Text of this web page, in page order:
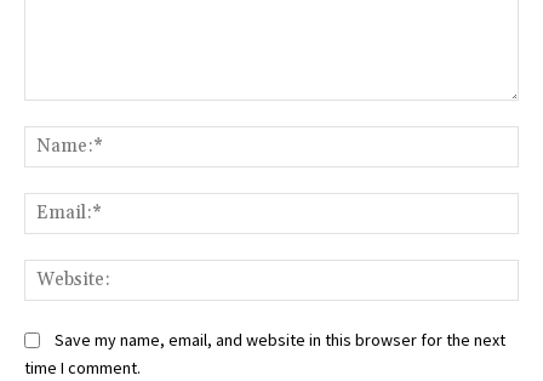
Save my name, email, and website in this browser for the next
time I comment.